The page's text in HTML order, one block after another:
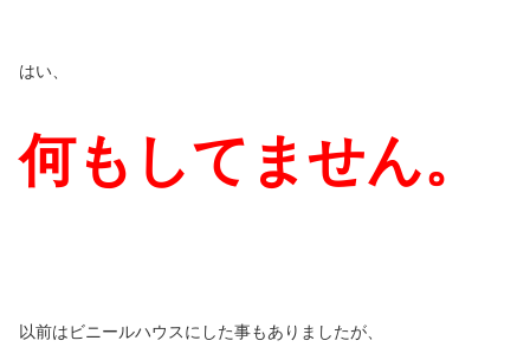
はい、
何もしてません。
以前はビニールハウスにした事もありましたが、